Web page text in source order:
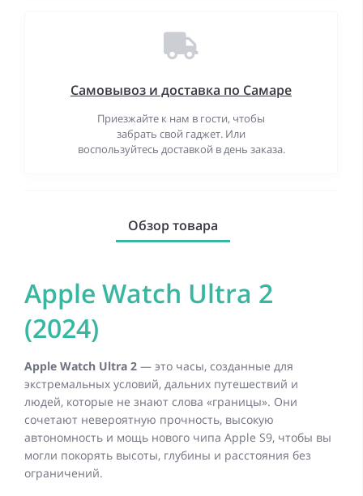
Самовывоз и доставка по Самаре
Приезжайте к нам в гости, чтобы
забрать свой гаджет. Или
воспользуйтесь доставкой в день заказа.
Обзор товара
Apple Watch Ultra 2
(2024)
Apple Watch Ultra 2 — это часы, созданные для
экстремальных условий, дальних путешествий и
людей, которые не знают слова «границы». Они
сочетают невероятную прочность, высокую
автономность и мощь нового чипа Apple S9, чтобы вы
могли покорять высоты, глубины и расстояния без
ограничений.